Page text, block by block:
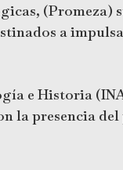
(Promeza)
a
e Historia
la presencia